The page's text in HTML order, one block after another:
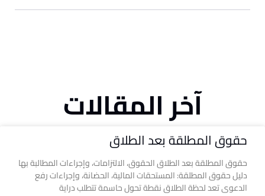
آخر المقالات
حقوق المطلقة بعد الطلاق
حقوق المطلقة بعد الطلاق الحقوق، الالتزامات، وإجراءات المطالبة بها
دليل حقوق المطلقة: المستحقات المالية، الحضانة، وإجراءات رفع
الدعوى تعد لحظة الطلاق نقطة تحول حاسمة تتطلب دراية